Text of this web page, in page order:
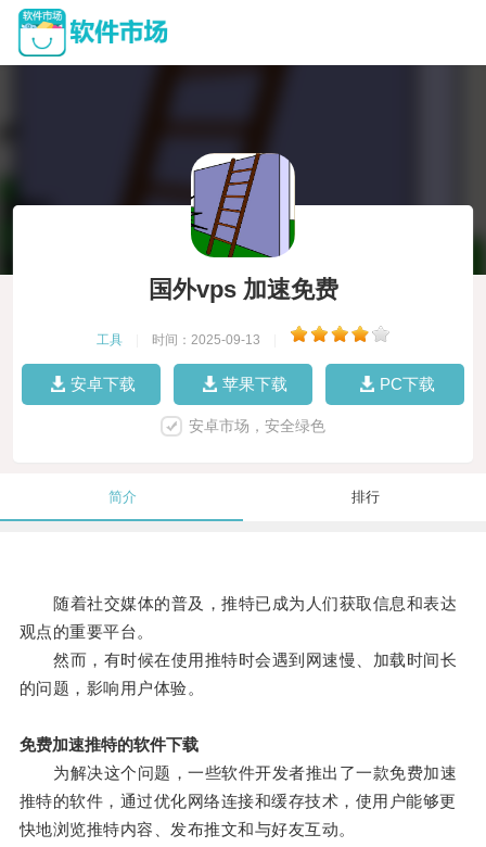
国外vps 加速免费
工具 时间：2025-09-13
安卓下载 苹果下载 PC下载
安卓市场，安全绿色
简介 排行
随着社交媒体的普及，推特已成为人们获取信息和表达
观点的重要平台。
然而，有时候在使用推特时会遇到网速慢、加载时间长
的问题，影响用户体验。
免费加速推特的软件下载
为解决这个问题，一些软件开发者推出了一款免费加速
推特的软件，通过优化网络连接和缓存技术，使用户能够更
快地浏览推特内容、发布推文和与好友互动。